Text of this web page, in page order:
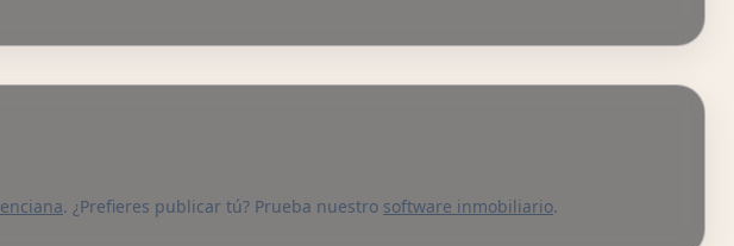
. ¿Prefieres publicar tú? Prueba nuestro software inmobiliario.